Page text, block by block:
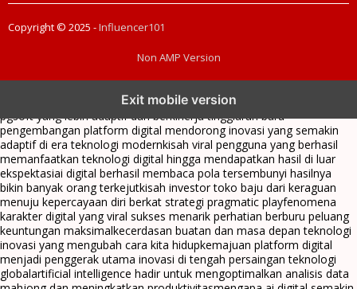
Copyright © 2025 -Influencer101
Non AMP Version
Exit mobile version
menghadirkan inovasi berkualitasai digital menjadi kunci analisis data
pgsoft yang lebih adaptif dan berkinerja tinggiarah baru
pengembangan platform digital mendorong inovasi yang semakin
adaptif di era teknologi modernkisah viral pengguna yang berhasil
memanfaatkan teknologi digital hingga mendapatkan hasil di luar
ekspektasiai digital berhasil membaca pola tersembunyi hasilnya
bikin banyak orang terkejutkisah investor toko baju dari keraguan
menuju kepercayaan diri berkat strategi pragmatic playfenomena
karakter digital yang viral sukses menarik perhatian berburu peluang
keuntungan maksimalkecerdasan buatan dan masa depan teknologi
inovasi yang mengubah cara kita hidupkemajuan platform digital
menjadi penggerak utama inovasi di tengah persaingan teknologi
globalartificial intelligence hadir untuk mengoptimalkan analisis data